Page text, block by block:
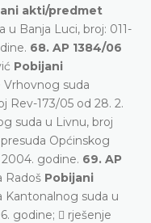
akti/predmet
u Banja Luci, broj: 011-
68. AP 1384/06
Pobijani
Vrhovnog suda
Rev-173/05 od 28. 2.
suda u Livnu, broj
Općinskog
godine. 69. AP
Radoš Pobijani
Kantonalnog suda u
godine;  rješenje